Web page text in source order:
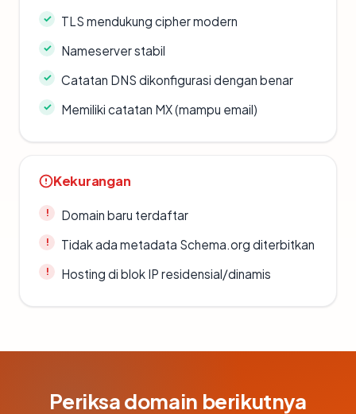
TLS mendukung cipher modern
Nameserver stabil
Catatan DNS dikonfigurasi dengan benar
Memiliki catatan MX (mampu email)
Kekurangan
Domain baru terdaftar
Tidak ada metadata Schema.org diterbitkan
Hosting di blok IP residensial/dinamis
Periksa domain berikutnya